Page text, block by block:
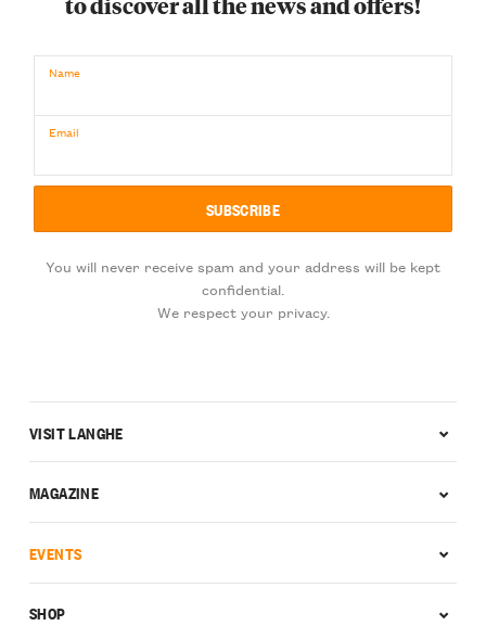
Name
Email
You will never receive spam and your address will be kept
confidential.
We respect your privacy.
VISIT LANGHE
MAGAZINE
EVENTS
SHOP